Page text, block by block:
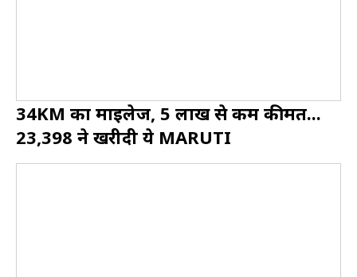
34KM का माइलेज, 5 लाख से कम कीमत...
23,398 ने खरीदी ये MARUTI